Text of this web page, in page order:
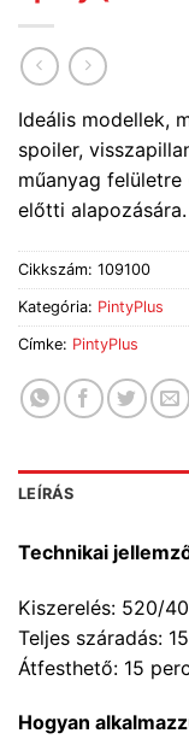
Ideális modellek,
spoiler,
műanyag
előtti alapozására.
Cikkszám: 109100
Kategória: PintyPlus
Címke: PintyPlus
LEÍRÁS
Technikai
Kiszerelés: 520/
Teljes száradás:
Átfesthető: 15
Hogyan